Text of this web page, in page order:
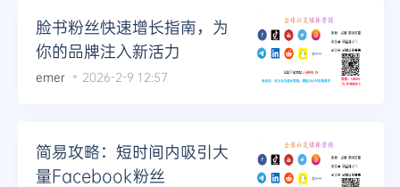
脸书粉丝快速增长指南，为
你的品牌注入新活力
emer 2026-2-9 12:57
简易攻略：短时间内吸引大
量Facebook粉丝